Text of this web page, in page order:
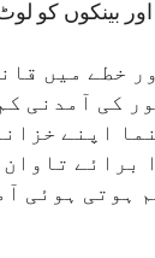
بینکوں کو
خطے میں
کی آمدنی
اپنے
برائے
ہوتی ہوئی